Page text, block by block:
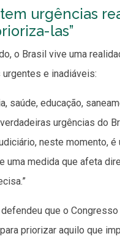
tem urgências
las”
o Brasil vive uma
e inadiáveis:
saúde, educação,
urgências do
neste momento, é
uma medida que afeta
que o Congresso
priorizar aquilo que